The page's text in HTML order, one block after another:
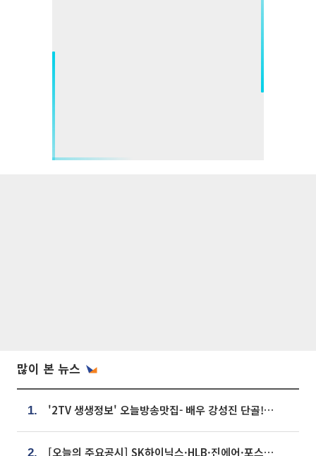
많이 본 뉴스
1. '2TV 생생정보' 오늘방송맛집- 배우 강성진 단골! 쌀국수ㆍ푸팟퐁 커리 맛집 '블○○○'
2. [오늘의 주요공시] SK하이닉스·HLB·진에어·포스코홀딩스·네이버·대우건설 등